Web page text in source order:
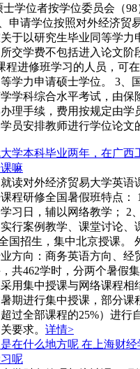
学位者按学位委员会（98
申请学位按照对外经济贸
于以研究生毕业同等学力
交学费不包括进入论文阶
程进修班学习的人员，可
学力申请硕士学位。 3、
学科综合水平考试，由保
理手续，费用按规定由学
员安排教师进行学位论文
学本科毕业两年，在广西
嘛
读对外经济贸易大学英语
程研修全国暑假班特点：
习日，辅以网络教学； 2
行案例教学、课堂讨论、
国招生，集中北京授课。
方向：商务英语方向、经
共462学时，分两个暑假
用集中授课与网络课程相
期进行集中授课，部分课
过全部课程的25%）进行
要求。 详情>
是在什么地方呢 在上海财
呢